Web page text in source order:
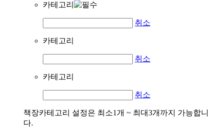
카테고리
취소
카테고리
취소
카테고리
취소
책장카테고리 설정은 최소1개 ~ 최대3개까지 가능합니
다.